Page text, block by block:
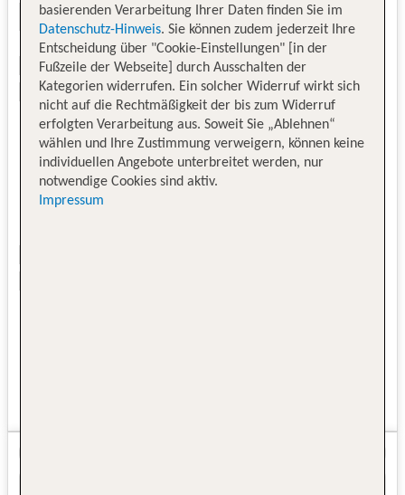
basierenden Verarbeitung Ihrer Daten finden Sie im
Datenschutz-Hinweis. Sie können zudem jederzeit Ihre
Entscheidung über "Cookie-Einstellungen" [in der
Fußzeile der Webseite] durch Ausschalten der
Kategorien widerrufen. Ein solcher Widerruf wirkt sich
nicht auf die Rechtmäßigkeit der bis zum Widerruf
erfolgten Verarbeitung aus. Soweit Sie „Ablehnen“
wählen und Ihre Zustimmung verweigern, können keine
individuellen Angebote unterbreitet werden, nur
notwendige Cookies sind aktiv.
Impressum